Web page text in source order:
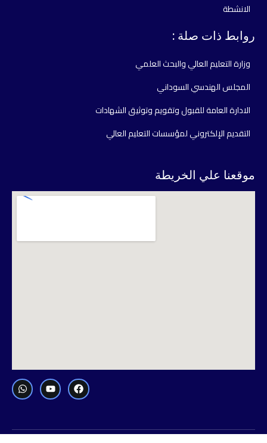
الانشطة
روابط ذات صلة :
وزارة التعليم العالي والبحث العلمي
المجلس الهندسي السوداني
الادارة العامة للقبول وتقويم وتوثيق الشهادات
التقديم الإلكتروني لمؤسسات التعليم العالي
موقعنا علي الخريطة